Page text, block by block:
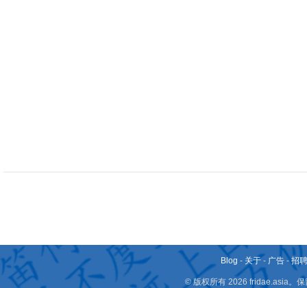
Blog - 关于 - 广告 -招
© 版权所有 2026 fridae.asia。